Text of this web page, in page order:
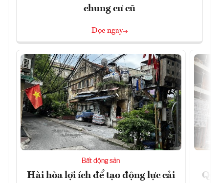
chung cư cũ
Đọc ngay
Bất động sản
Hài hòa lợi ích để tạo động lực cải